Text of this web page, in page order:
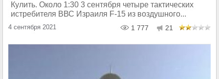
Кулить. Около 1:30 3 сентября четыре тактических
истребителя ВВС Израиля F-15 из воздушного...
4 сентября 2021 1 777 21